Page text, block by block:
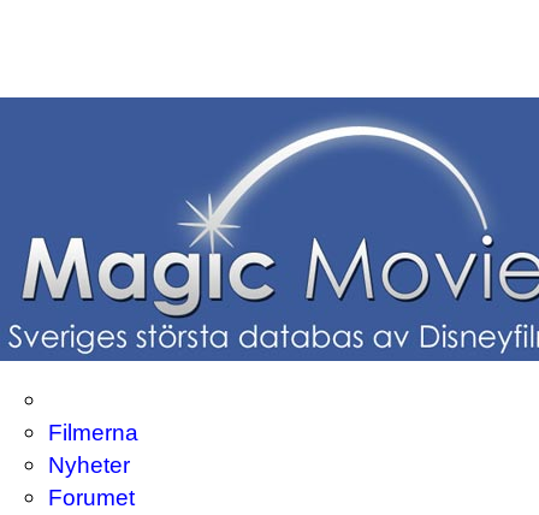
Filmerna
Nyheter
Forumet